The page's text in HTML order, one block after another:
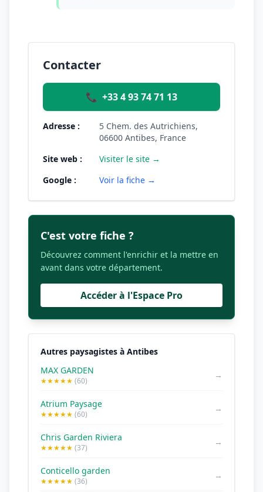
Contacter
📞 +33 4 93 74 71 13
Adresse :
5 Chem. des Autrichiens,
06600 Antibes, France
Site web :
Visiter le site →
Google :
Voir la fiche →
C'est votre fiche ?
Découvrez comment l'enrichir et la mettre en
avant dans votre département.
Accéder à l'Espace Pro
Autres paysagistes à Antibes
MAX GARDEN
★★★★★ (60)
→
Atrium Paysage
★★★★★ (60)
→
Chris Garden Riviera
★★★★★ (37)
→
Conticello garden
★★★★★ (36)
→